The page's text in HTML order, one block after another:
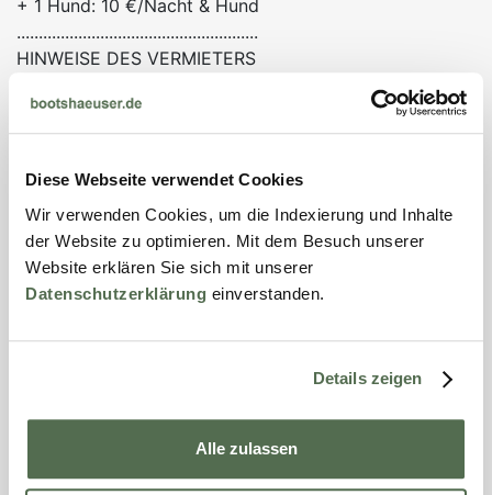
Diese Webseite verwendet Cookies
Wir verwenden Cookies, um die Indexierung und Inhalte
der Website zu optimieren. Mit dem Besuch unserer
Website erklären Sie sich mit unserer
Datenschutzerklärung einverstanden.
Details zeigen
Alle zulassen
+ 1 Hund: 10 €/Nacht & Hund
.......................................................
HINWEISE DES VERMIETERS
• Anreise: 14 - 15 Uhr (oder nach Absprache)
• Abreise: bis 11 Uhr (oder nach Absprache)
• keine Kurtaxe
Boot:
Ausstattung Ferienhaus:
• 1 Ruderboot (Bootsbox in Bootshaus): Nutzung im
Mietpreis inkl.
Kurzbeschreibung:
Mobiltelefon:
0172 -933 44 60